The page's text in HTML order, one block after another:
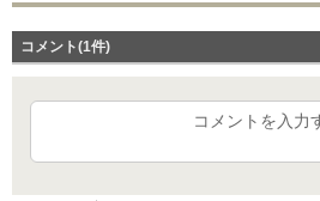
コメント(1件)
コメントを入力